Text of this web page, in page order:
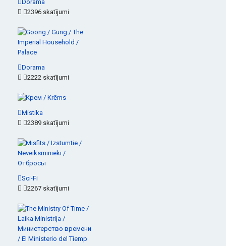
Dorama
2396 skatījumi
Dorama
2222 skatījumi
Mistika
2389 skatījumi
Sci-Fi
2267 skatījumi